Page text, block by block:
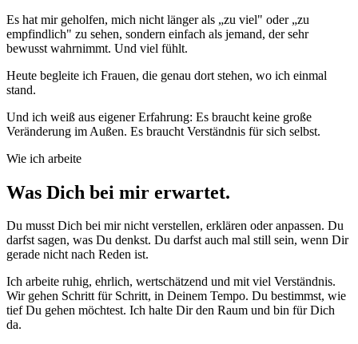
Es hat mir geholfen, mich nicht länger als „zu viel" oder „zu
empfindlich" zu sehen, sondern einfach als jemand, der sehr
bewusst wahrnimmt. Und viel fühlt.
Heute begleite ich Frauen, die genau dort stehen, wo ich einmal
stand.
Und ich weiß aus eigener Erfahrung: Es braucht keine große
Veränderung im Außen. Es braucht Verständnis für sich selbst.
Wie ich arbeite
Was Dich bei mir erwartet.
Du musst Dich bei mir nicht verstellen, erklären oder anpassen. Du
darfst sagen, was Du denkst. Du darfst auch mal still sein, wenn Dir
gerade nicht nach Reden ist.
Ich arbeite ruhig, ehrlich, wertschätzend und mit viel Verständnis.
Wir gehen Schritt für Schritt, in Deinem Tempo. Du bestimmst, wie
tief Du gehen möchtest. Ich halte Dir den Raum und bin für Dich
da.